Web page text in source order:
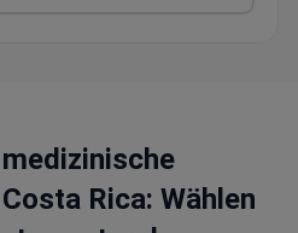
Rica: Wählen